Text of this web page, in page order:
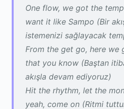
One flow, we got the
want it like Sampo (Bir
istemenizi sağlayacak
From the get go, here we
that you know (Baştan
akışla devam ediyoruz)
Hit the rhythm, let the
yeah, come on (Ritmi